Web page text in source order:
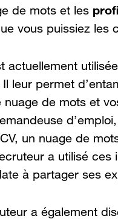
de mots et les
vous puissiez les
actuellement
leur permet
nuage de mots et
un nuage de
a utilisé
à partager ses
a également